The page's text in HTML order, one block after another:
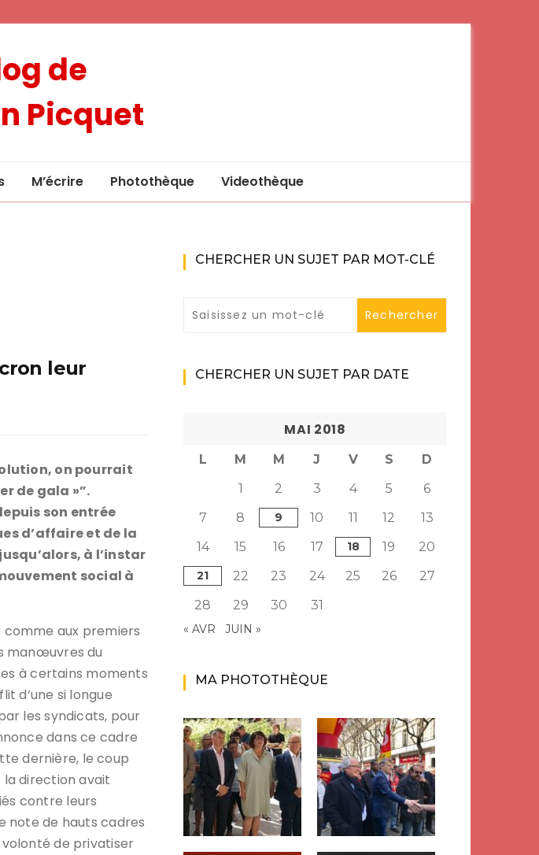
de
Picquet
M’écrire Photothèque Videothèque
leur
on pourrait
de gala »”.
son entrée
d’affaire et de la
à l’instar
social à
comme aux premiers
manœuvres du
à certains moments
d’une si longue
les syndicats, pour
dans ce cadre
dernière, le coup
la direction avait
contre leurs
note de hauts cadres
de privatiser
CHERCHER UN SUJET PAR MOT-CLÉ
CHERCHER UN SUJET PAR DATE
MAI 2018
L M M J V S
D
1
2 3 4 5
6
7
8 9 10 11 12
13
14
15 16 17 18 19 20
21 22 23 24 25 26
27
28
29 30 31
« AVR JUIN »
MA PHOTOTHÈQUE